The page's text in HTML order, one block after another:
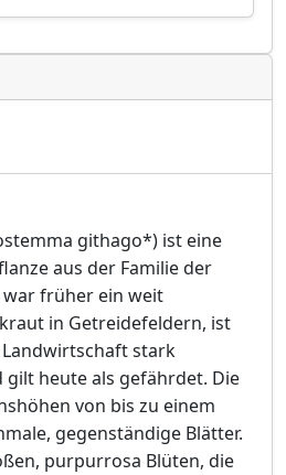
githago*) ist eine
aus der Familie der
war früher ein weit
in Getreidefeldern, ist
stark
heute als gefährdet. Die
von bis zu einem
gegenständige Blätter.
purpurrosa Blüten, die